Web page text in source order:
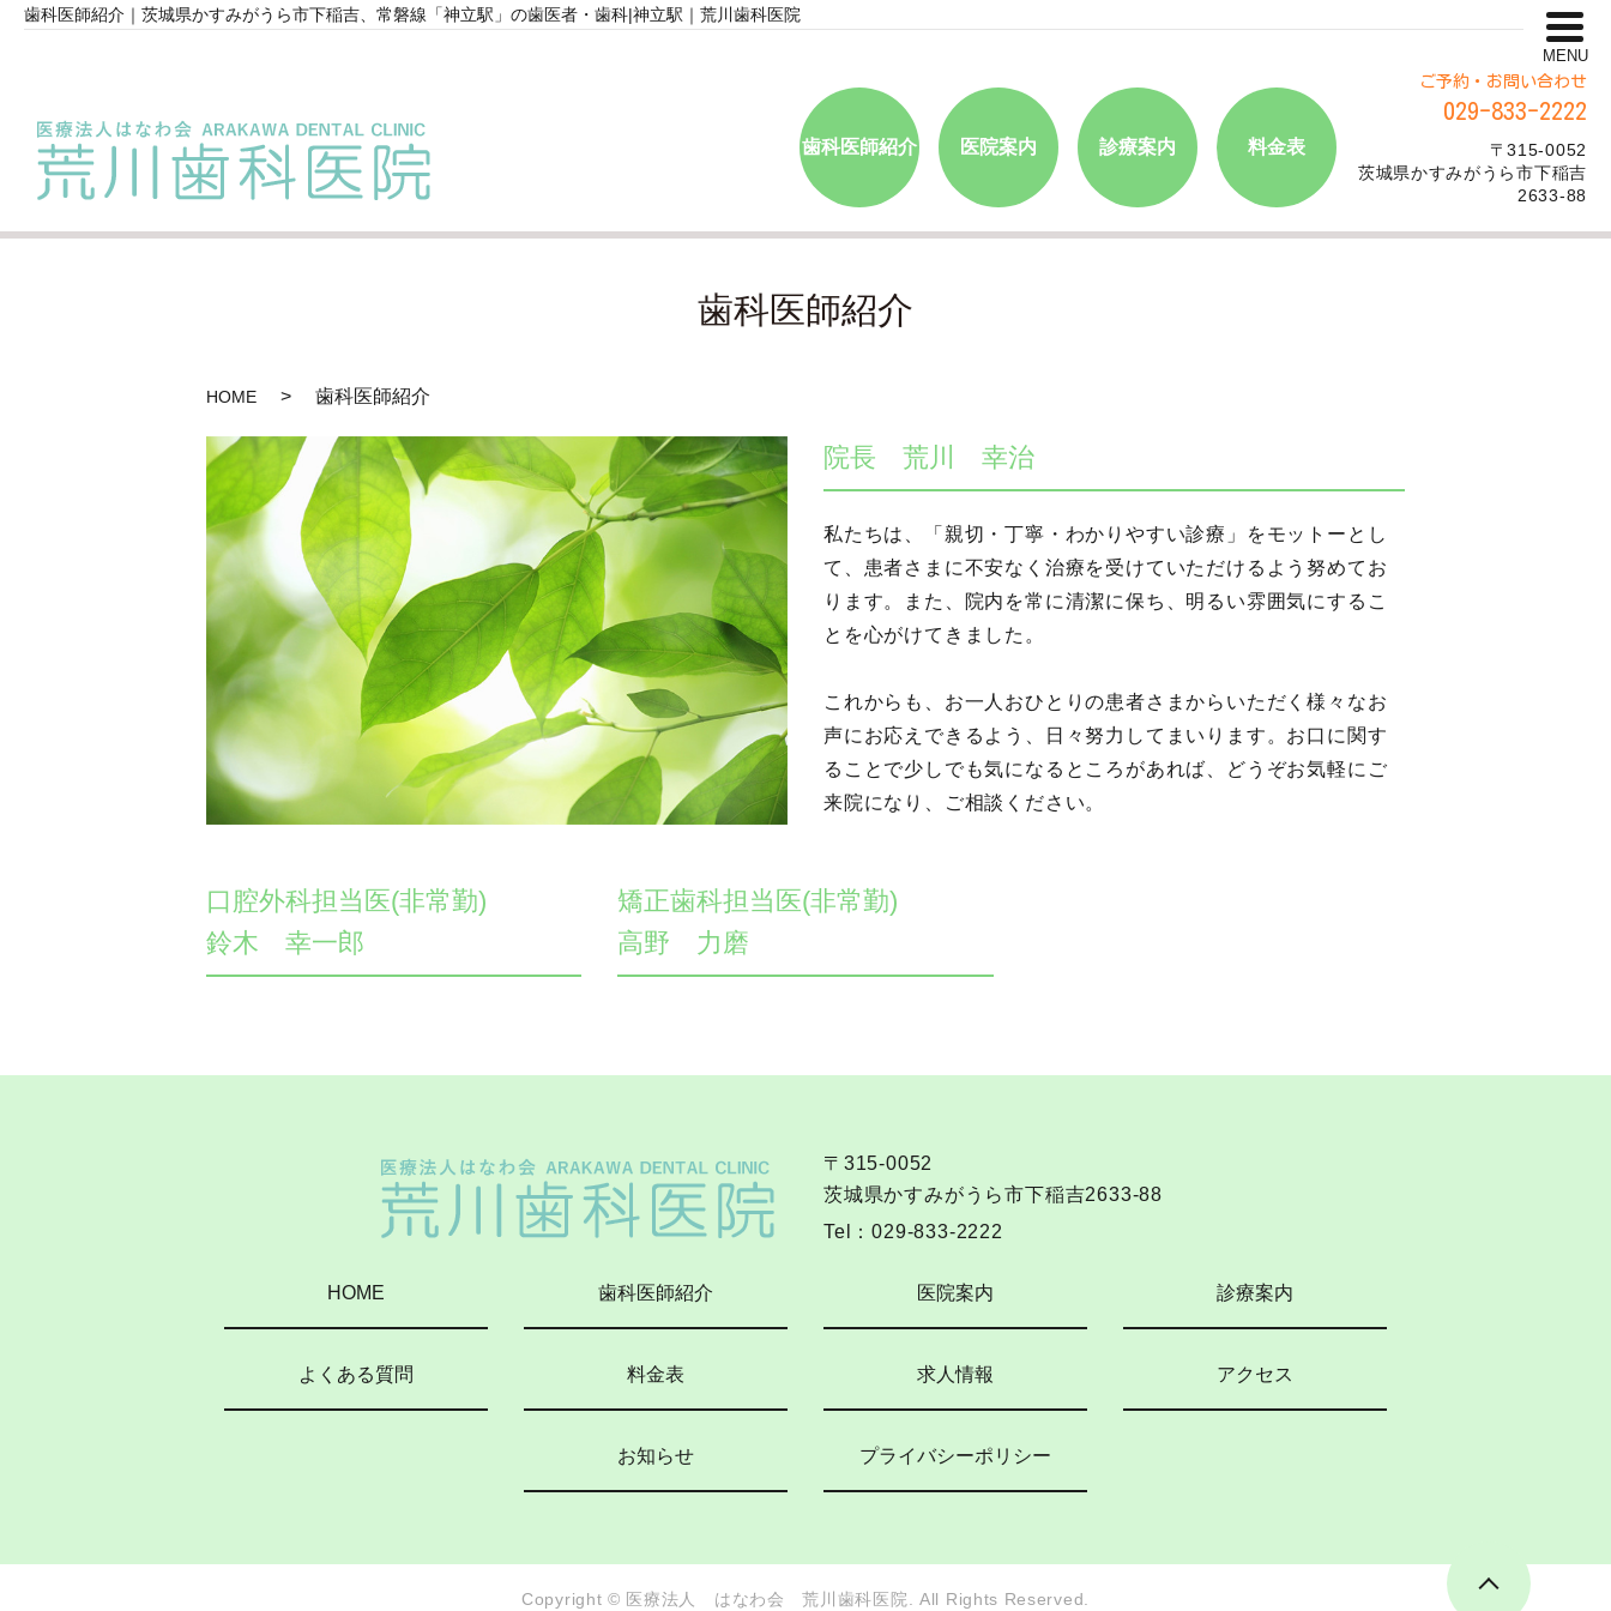
歯科医師紹介｜茨城県かすみがうら市下稲吉、常磐線「神立駅」の歯医者・歯科|神立駅｜荒川歯科医院
歯科医師紹介 医院案内 診療案内 料金表
MENU
ご予約・お問い合わせ
029-833-2222
〒315-0052
茨城県かすみがうら市下稲吉
2633-88
歯科医師紹介
HOME 歯科医師紹介
院長 荒川 幸治
私たちは、「親切・丁寧・わかりやすい診療」をモットーとし
て、患者さまに不安なく治療を受けていただけるよう努めてお
ります。また、院内を常に清潔に保ち、明るい雰囲気にするこ
とを心がけてきました。
これからも、お一人おひとりの患者さまからいただく様々なお
声にお応えできるよう、日々努力してまいります。お口に関す
ることで少しでも気になるところがあれば、どうぞお気軽にご
来院になり、ご相談ください。
口腔外科担当医(非常勤)
鈴木 幸一郎
矯正歯科担当医(非常勤)
高野 力磨
〒315-0052
茨城県かすみがうら市下稲吉2633-88
Tel：029-833-2222
HOME 歯科医師紹介 医院案内 診療案内
よくある質問 料金表 求人情報 アクセス
お知らせ プライバシーポリシー
Copyright © 医療法人 はなわ会 荒川歯科医院. All Rights Reserved.